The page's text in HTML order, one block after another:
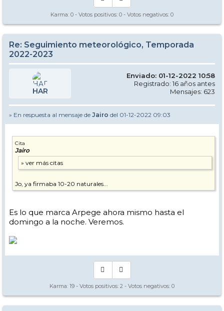
Karma: 0 - Votos positivos: 0 - Votos negativos: 0
Re: Seguimiento meteorológico, Temporada
2022-2023
HAR
Enviado: 01-12-2022 10:58
Registrado: 16 años antes
Mensajes: 623
» En respuesta al mensaje de Jairo del 01-12-2022 09:03
Cita
Jairo
Jo, ya firmaba 10-20 naturales...
Es lo que marca Arpege ahora mismo hasta el
domingo a la noche. Veremos.
Karma: 19 - Votos positivos: 2 - Votos negativos: 0